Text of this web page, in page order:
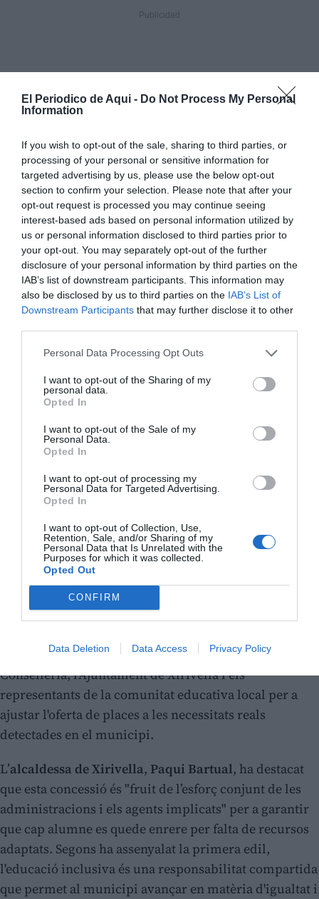
El Periodico de Aqui - Do Not Process My Personal
Information
If you wish to opt-out of the sale, sharing to third parties, or
processing of your personal or sensitive information for
targeted advertising by us, please use the below opt-out
section to confirm your selection. Please note that after your
opt-out request is processed you may continue seeing
interest-based ads based on personal information utilized by
us or personal information disclosed to third parties prior to
your opt-out. You may separately opt-out of the further
disclosure of your personal information by third parties on the
IAB’s list of downstream participants. This information may
also be disclosed by us to third parties on the IAB’s List of
Downstream Participants that may further disclose it to other
Personal Data Processing Opt Outs
I want to opt-out of the Sharing of my
personal data.
Opted In
I want to opt-out of the Sale of my
Personal Data.
Opted In
I want to opt-out of processing my
Personal Data for Targeted Advertising.
Opted In
I want to opt-out of Collection, Use,
Retention, Sale, and/or Sharing of my
Personal Data that Is Unrelated with the
Purposes for which it was collected.
Opted Out
CONFIRM
Data Deletion Data Access Privacy Policy
Reforç de la xarxa educativa local
Amb l'obertura d'esta aula al CEIP Ramón y Cajal,
Xirivella passarà a comptar amb dos unitats UECO
presta servici actualment alCEIP Miguel de
Cervantes. L'experiència acumulada en el municipi
amb este model ha confirmat els beneficis pedagògics
que suposa, no només per a l'alumnat directament
vinculat a la unitat, sinó per al conjunt de la comunitat
La mesura és el resultat d'un treball coordinat entre la
Conselleria, l'Ajuntament de Xirivella i els
representants de la comunitat educativa local per a
ajustar l'oferta de places a les necessitats reals
detectades en el municipi.
L’alcaldessa de Xirivella, Paqui Bartual, ha destacat
que esta concessió és "fruit de l’esforç conjunt de les
administracions i els agents implicats" per a garantir
que cap alumne es quede enrere per falta de recursos
adaptats. Segons ha assenyalat la primera edil,
l'educació inclusiva és una responsabilitat compartida
que permet al municipi avançar en matèria d'igualtat i